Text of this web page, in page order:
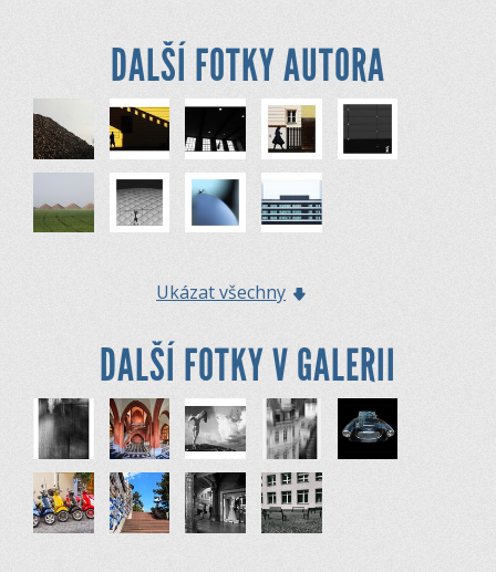
DALŠÍ FOTKY AUTORA
Ukázat všechny
DALŠÍ FOTKY V GALERII